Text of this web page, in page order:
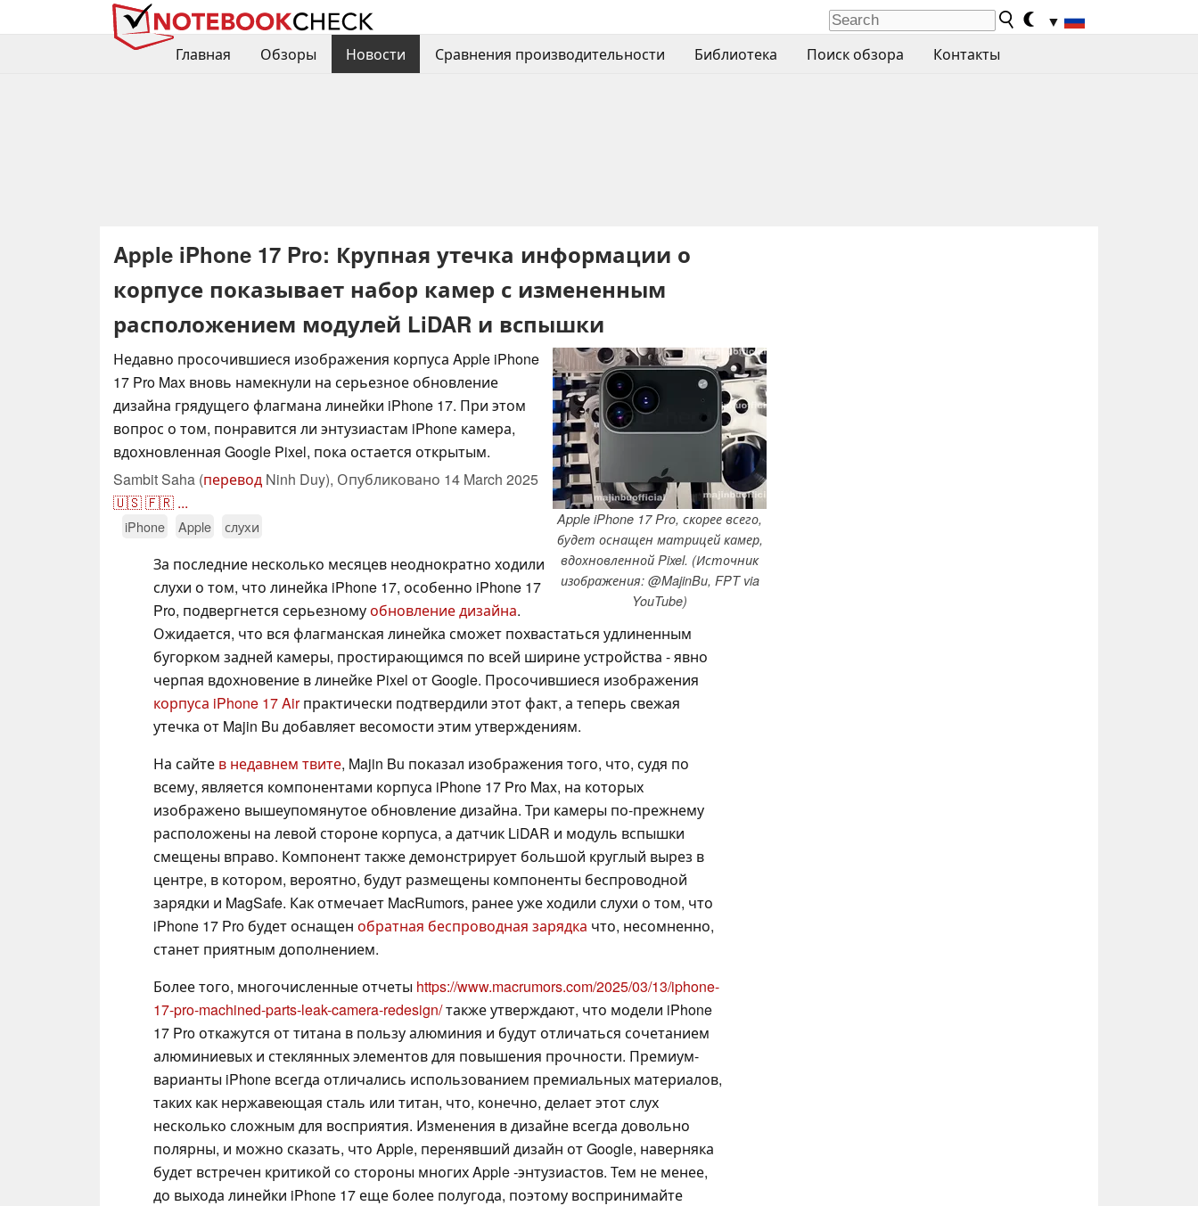
▼
Главная
Обзоры Новости Сравнения производительности Библиотека Поиск обзора Контакты
Apple iPhone 17 Pro: Крупная утечка информации о
корпусе показывает набор камер с измененным
расположением модулей LiDAR и вспышки
Apple iPhone 17 Pro, скорее всего,
будет оснащен матрицей камер,
вдохновленной Pixel. (Источник
изображения: @MajinBu, FPT via
YouTube)
Недавно просочившиеся изображения корпуса Apple iPhone
17 Pro Max вновь намекнули на серьезное обновление
дизайна грядущего флагмана линейки iPhone 17. При этом
вопрос о том, понравится ли энтузиастам iPhone камера,
вдохновленная Google Pixel, пока остается открытым.
Sambit Saha (перевод Ninh Duy), Опубликовано 14 March 2025
🇺🇸🇫🇷 ...
iPhone Apple слухи
За последние несколько месяцев неоднократно ходили
слухи о том, что линейка iPhone 17, особенно iPhone 17
Pro, подвергнется серьезномуобновление дизайна.
Ожидается, что вся флагманская линейка сможет похвастаться удлиненным
бугорком задней камеры, простирающимся по всей ширине устройства - явно
черпая вдохновение в линейке Pixel от Google. Просочившиеся изображения
корпуса iPhone 17 Airпрактически подтвердили этот факт, а теперь свежая
утечка от Majin Bu добавляет весомости этим утверждениям.
На сайте в недавнем твите, Majin Bu показал изображения того, что, судя по
всему, является компонентами корпуса iPhone 17 Pro Max, на которых
изображено вышеупомянутое обновление дизайна. Три камеры по-прежнему
расположены на левой стороне корпуса, а датчик LiDAR и модуль вспышки
смещены вправо. Компонент также демонстрирует большой круглый вырез в
центре, в котором, вероятно, будут размещены компоненты беспроводной
зарядки и MagSafe. Как отмечает MacRumors, ранее уже ходили слухи о том, что
iPhone 17 Pro будет оснащен обратная беспроводная зарядка что, несомненно,
станет приятным дополнением.
Более того, многочисленные отчеты https://www.macrumors.com/2025/03/13/iphone-
17-pro-machined-parts-leak-camera-redesign/также утверждают, что модели iPhone
17 Pro откажутся от титана в пользу алюминия и будут отличаться сочетанием
алюминиевых и стеклянных элементов для повышения прочности. Премиум-
варианты iPhone всегда отличались использованием премиальных материалов,
таких как нержавеющая сталь или титан, что, конечно, делает этот слух
несколько сложным для восприятия. Изменения в дизайне всегда довольно
полярны, и можно сказать, что Apple, перенявший дизайн от Google, наверняка
будет встречен критикой со стороны многих Apple -энтузиастов. Тем не менее,
до выхода линейки iPhone 17 еще более полугода, поэтому воспринимайте